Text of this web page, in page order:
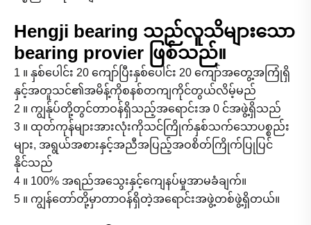
Hengji bearing သည်လူသိများသော
bearing provier ဖြစ်သည်။
1 ။ နှစ်ပေါင်း 20 ကျော်ပြီးနှစ်ပေါင်း 20 ကျော်အတွေ့အကြုံရှိ
နှင့်အတူသင်၏အမိန့်ကိုစနစ်တကျကိုင်တွယ်လိမ့်မည်
2 ။ ကျွန်ုပ်တို့တွင်တာဝန်ရှိသည့်အရောင်းအ 0 င်အဖွဲ့ရှိသည်
3 ။ ထုတ်ကုန်များအားလုံးကိုသင်ကြိုက်နှစ်သက်သောပစ္စည်း
များ, အရွယ်အစားနှင့်အညီအပြည့်အဝစိတ်ကြိုက်ပြုပြင်
နိုင်သည်
4 ။ 100% အရည်အသွေးနှင့်ကျေနပ်မှုအာမခံချက်။
5 ။ ကျွန်တော်တို့မှာတာဝန်ရှိတဲ့အရောင်းအဖွဲ့တစ်ဖွဲ့ရှိတယ်။